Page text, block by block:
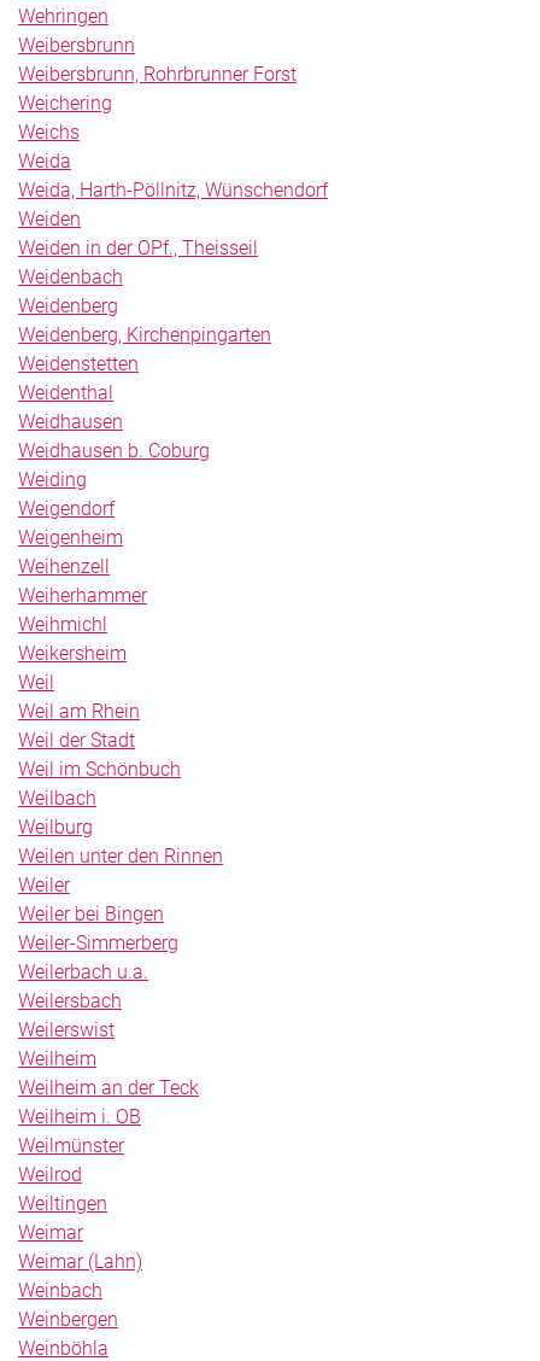
Wehringen
Weibersbrunn
Weibersbrunn, Rohrbrunner Forst
Weichering
Weichs
Weida
Weida, Harth-Pöllnitz, Wünschendorf
Weiden
Weiden in der OPf., Theisseil
Weidenbach
Weidenberg
Weidenberg, Kirchenpingarten
Weidenstetten
Weidenthal
Weidhausen
Weidhausen b. Coburg
Weiding
Weigendorf
Weigenheim
Weihenzell
Weiherhammer
Weihmichl
Weikersheim
Weil
Weil am Rhein
Weil der Stadt
Weil im Schönbuch
Weilbach
Weilburg
Weilen unter den Rinnen
Weiler
Weiler bei Bingen
Weiler-Simmerberg
Weilerbach u.a.
Weilersbach
Weilerswist
Weilheim
Weilheim an der Teck
Weilheim i. OB
Weilmünster
Weilrod
Weiltingen
Weimar
Weimar (Lahn)
Weinbach
Weinbergen
Weinböhla